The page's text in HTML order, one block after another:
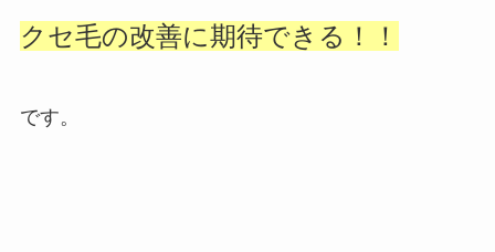
クセ毛の改善に期待できる！！
です。